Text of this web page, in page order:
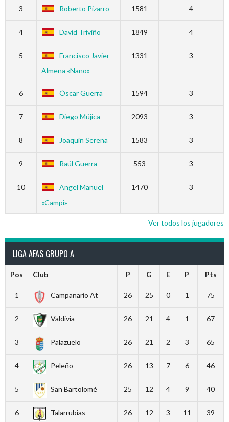
3 Roberto Pizarro 1581 4
4 David Triviño 1849 4
5
Francisco Javier
Almena «Nano»
1331 3
6 Óscar Guerra 1594 3
7 Diego Mújica 2093 3
8 Joaquín Serena 1583 3
9 Raúl Guerra 553 3
10
Angel Manuel
«Campi»
1470 3
Ver todos los jugadores
LIGA AFAS GRUPO A
Pos Club P G E P Pts
1 Campanario At 26 25 0 1 75
2 Valdivia 26 21 4 1 67
3 Palazuelo 26 21 2 3 65
4 Peleño 26 13 7 6 46
5 San Bartolomé 25 12 4 9 40
6 Talarrubias 26 12 3 11 39